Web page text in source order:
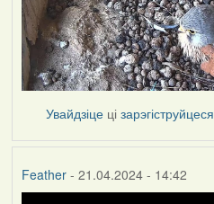
Увайдзіце цізарэгіструйцеся
Feather- 21.04.2024 - 14:42